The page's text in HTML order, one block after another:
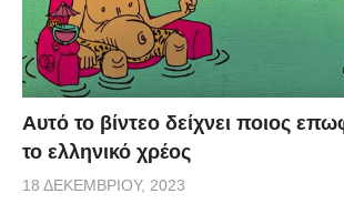
Αυτό το βίντεο δείχνει ποιος
το ελληνικό χρέος
18 ΔΕΚΕΜΒΡΊΟΥ, 2023